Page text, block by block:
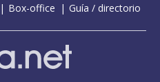
Box-office Guía / directorio